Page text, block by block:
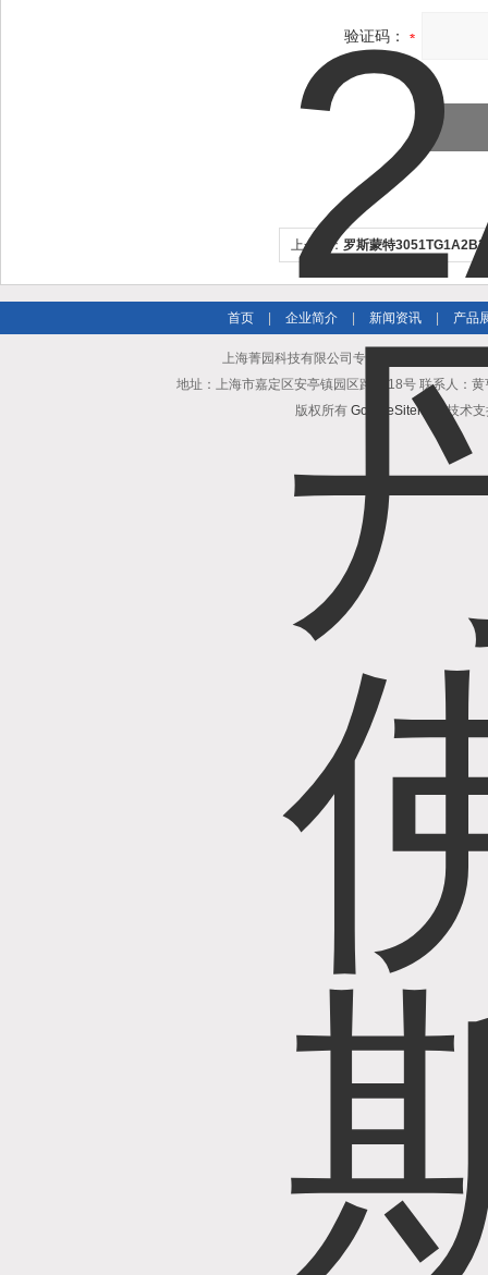
验证码：
上一个： 罗斯蒙特
首页 企业简介 新闻资讯 产品
上海菁园科技有限公司专业提供德国洛森
地址：上海市嘉定区安亭镇园区路1218号 联系人：
版权所有 GoogleSitemap 技术